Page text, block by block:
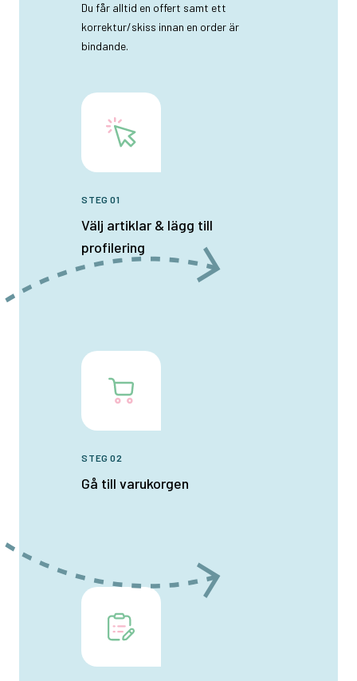
Du får alltid en offert samt ett
korrektur/skiss innan en order är
bindande.
STEG 01
Välj artiklar & lägg till
profilering
STEG 02
Gå till varukorgen